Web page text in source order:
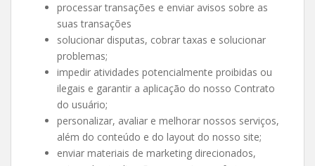
processar transações e enviar avisos sobre as
suas transações
solucionar disputas, cobrar taxas e solucionar
problemas;
impedir atividades potencialmente proibidas ou
ilegais e garantir a aplicação do nosso Contrato
do usuário;
personalizar, avaliar e melhorar nossos serviços,
além do conteúdo e do layout do nosso site;
enviar materiais de marketing direcionados,